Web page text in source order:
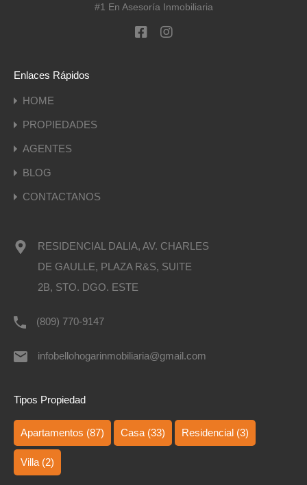
#1 En Asesoría Inmobiliaria
Enlaces Rápidos
HOME
PROPIEDADES
AGENTES
BLOG
CONTACTANOS
RESIDENCIAL DALIA, AV. CHARLES
DE GAULLE, PLAZA R&S, SUITE
2B, STO. DGO. ESTE
(809) 770-9147
infobellohogarinmobiliaria@gmail.com
Tipos Propiedad
Apartamentos (87) Casa (33) Residencial (3)
Villa (2)